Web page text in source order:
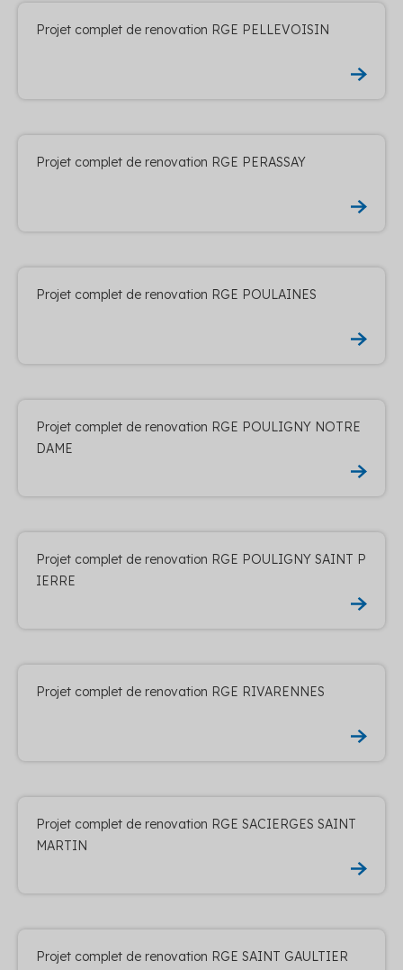
Projet complet de renovation RGE PELLEVOISIN
Projet complet de renovation RGE PERASSAY
Projet complet de renovation RGE POULAINES
Projet complet de renovation RGE POULIGNY NOTRE
DAME
Projet complet de renovation RGE POULIGNY SAINT P
IERRE
Projet complet de renovation RGE RIVARENNES
Projet complet de renovation RGE SACIERGES SAINT
MARTIN
Projet complet de renovation RGE SAINT GAULTIER